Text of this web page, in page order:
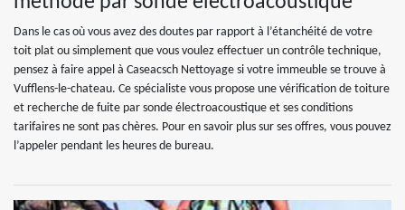
Dans le cas où vous avez des doutes par rapport à l’étanchéité de votre
toit plat ou simplement que vous voulez effectuer un contrôle technique,
pensez à faire appel à Caseacsch Nettoyage si votre immeuble se trouve à
Vufflens-le-chateau. Ce spécialiste vous propose une vérification de toiture
et recherche de fuite par sonde électroacoustique et ses conditions
tarifaires ne sont pas chères. Pour en savoir plus sur ses offres, vous pouvez
l’appeler pendant les heures de bureau.